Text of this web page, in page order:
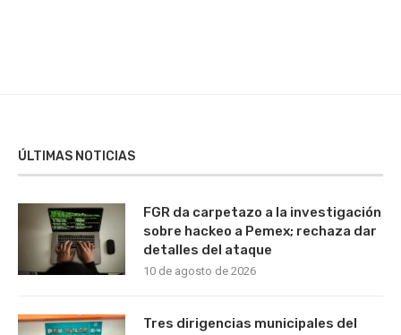
ÚLTIMAS NOTICIAS
FGR da carpetazo a la investigación
sobre hackeo a Pemex; rechaza dar
detalles del ataque
10 de agosto de 2026
Tres dirigencias municipales del